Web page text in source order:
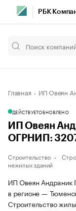
РБК
Главная ИП Овеян
ДЕЙСТВУЕТОБНОВЛЕНО
ИП Овеян
ОГРНИП:
Строительство
нежилых зданий
ИП Овеян Андраник
в регионе —
Строительство